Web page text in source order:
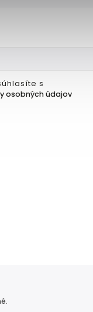
s
osobných údajov